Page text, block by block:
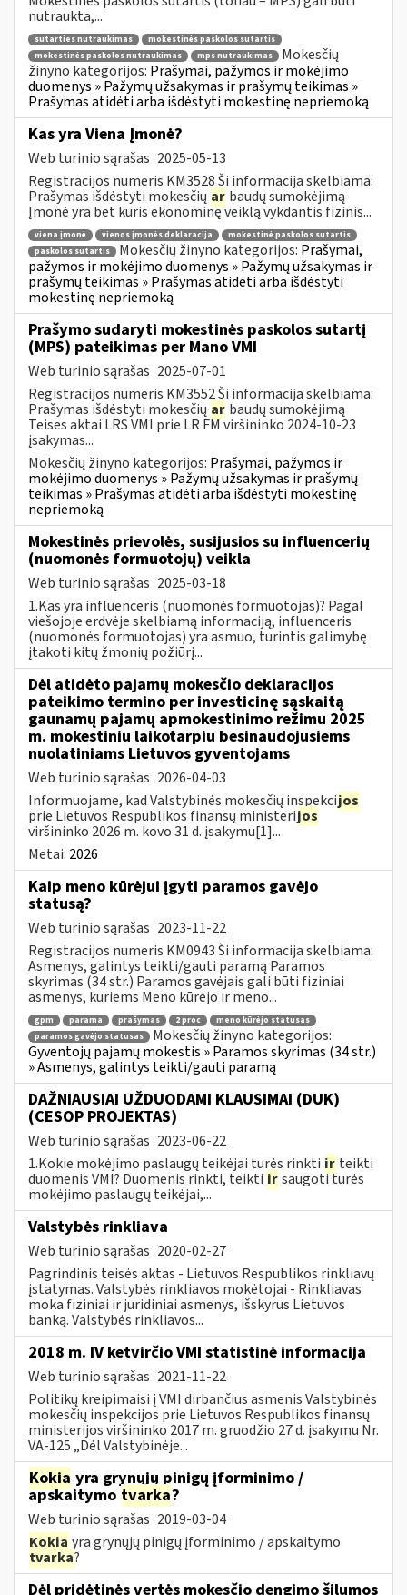
nutraukta,...
sutarties nutraukimas
mokestinės paskolos sutartis
mokestinės paskolos nutraukimas
mps nutraukimas
Mokesčių
žinyno kategorijos: Prašymai, pažymos ir mokėjimo
duomenys » Pažymų užsakymas ir prašymų teikimas »
Prašymas atidėti arba išdėstyti mokestinę nepriemoką
Kas yra Viena Įmonė?
Web turinio sąrašas 2025-05-13
Registracijos numeris KM3528 Ši informacija skelbiama:
Prašymas išdėstyti mokesčių ar baudų sumokėjimą
Įmonė yra bet kuris ekonominę veiklą vykdantis fizinis...
viena įmonė vienos įmonės deklaracija
mokestinė paskolos sutartis
paskolos sutartis
Mokesčių žinyno kategorijos: Prašymai,
pažymos ir mokėjimo duomenys » Pažymų užsakymas ir
prašymų teikimas » Prašymas atidėti arba išdėstyti
mokestinę nepriemoką
Prašymo sudaryti mokestinės paskolos sutartį
(MPS) pateikimas per Mano VMI
Web turinio sąrašas 2025-07-01
Registracijos numeris KM3552 Ši informacija skelbiama:
Prašymas išdėstyti mokesčių ar baudų sumokėjimą
Teises aktai LRS VMI prie LR FM viršininko 2024-10-23
įsakymas...
Mokesčių žinyno kategorijos: Prašymai, pažymos ir
mokėjimo duomenys » Pažymų užsakymas ir prašymų
teikimas » Prašymas atidėti arba išdėstyti mokestinę
nepriemoką
Mokestinės prievolės, susijusios su influencerių
(nuomonės formuotojų) veikla
Web turinio sąrašas 2025-03-18
1.Kas yra influenceris (nuomonės formuotojas)? Pagal
viešojoje erdvėje skelbiamą informaciją, influenceris
(nuomonės formuotojas) yra asmuo, turintis galimybę
įtakoti kitų žmonių požiūrį...
Dėl atidėto pajamų mokesčio deklaracijos
pateikimo termino per investicinę sąskaitą
gaunamų pajamų apmokestinimo režimu 2025
m. mokestiniu laikotarpiu besinaudojusiems
nuolatiniams Lietuvos gyventojams
Web turinio sąrašas 2026-04-03
Informuojame, kad Valstybinės mokesčių inspekcijos
prie Lietuvos Respublikos finansų ministerijos
viršininko 2026 m. kovo 31 d. įsakymu[1]...
Metai: 2026
Kaip meno kūrėjui įgyti paramos gavėjo
statusą?
Web turinio sąrašas 2023-11-22
Registracijos numeris KM0943 Ši informacija skelbiama:
Asmenys, galintys teikti/gauti paramą Paramos
skyrimas (34 str.) Paramos gavėjais gali būti fiziniai
asmenys, kuriems Meno kūrėjo ir meno...
gpm parama prašymas 2 proc
meno kūrėjo statusas
paramos gavėjo statusas
Mokesčių žinyno kategorijos:
Gyventojų pajamų mokestis » Paramos skyrimas (34 str.)
» Asmenys, galintys teikti/gauti paramą
DAŽNIAUSIAI UŽDUODAMI KLAUSIMAI (DUK)
(CESOP PROJEKTAS)
Web turinio sąrašas 2023-06-22
1.Kokie mokėjimo paslaugų teikėjai turės rinkti ir teikti
duomenis VMI? Duomenis rinkti, teikti irsaugoti turės
mokėjimo paslaugų teikėjai,...
Valstybės rinkliava
Web turinio sąrašas 2020-02-27
Pagrindinis teisės aktas - Lietuvos Respublikos rinkliavų
įstatymas. Valstybės rinkliavos mokėtojai - Rinkliavas
moka fiziniai ir juridiniai asmenys, išskyrus Lietuvos
banką. Valstybės rinkliavos...
2018 m. IV ketvirčio VMI statistinė informacija
Web turinio sąrašas 2021-11-22
Politikų kreipimaisi į VMI dirbančius asmenis Valstybinės
mokesčių inspekcijos prie Lietuvos Respublikos finansų
ministerijos viršininko 2017 m. gruodžio 27 d. įsakymu Nr.
VA-125 „Dėl Valstybinėje...
Kokia yra grynųjų pinigų įforminimo /
apskaitymo tvarka?
Web turinio sąrašas 2019-03-04
Kokia yra grynųjų pinigų įforminimo / apskaitymo
tvarka?
Dėl pridėtinės vertės mokesčio dengimo šilumos